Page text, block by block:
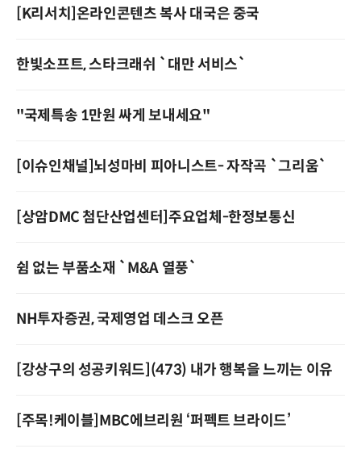
[K리서치]온라인콘텐츠 복사 대국은 중국
한빛소프트, 스타크래쉬 `대만 서비스`
"국제특송 1만원 싸게 보내세요"
[이슈인채널]뇌성마비 피아니스트- 자작곡 `그리움`
[상암DMC 첨단산업센터]주요업체-한정보통신
쉼 없는 부품소재 `M&A 열풍`
NH투자증권, 국제영업 데스크 오픈
[강상구의 성공키워드](473) 내가 행복을 느끼는 이유
[주목!케이블]MBC에브리원 ‘퍼펙트 브라이드’